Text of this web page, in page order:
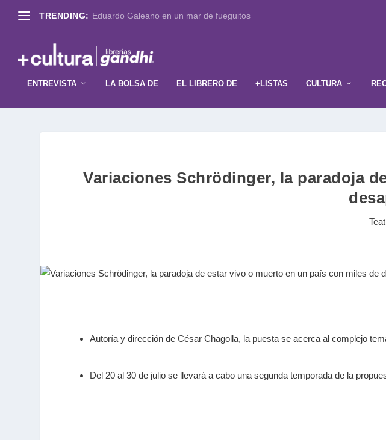
TRENDING: Eduardo Galeano en un mar de fueguitos
ENTREVISTA LA BOLSA DE EL LIBRERO DE +LISTAS CULTURA
Variaciones Schrödinger, la paradoja
Autoría y dirección de César Chagolla, la puesta se acerca al complejo
Del 20 al 30 de julio se llevará a cabo una segunda temporada de la